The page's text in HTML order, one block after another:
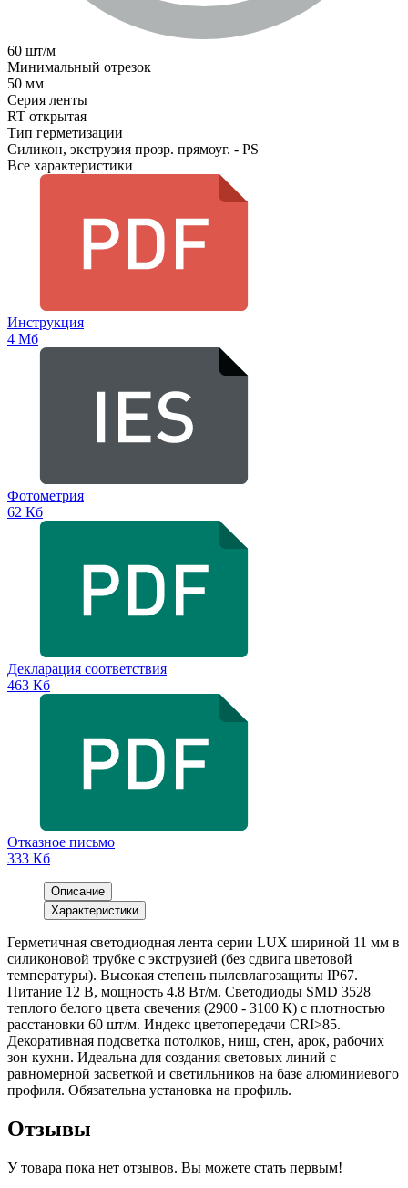
60 шт/м
Минимальный отрезок
50 мм
Серия ленты
RT открытая
Тип герметизации
Силикон, экструзия прозр. прямоуг. - PS
Все характеристики
Инструкция
4 Мб
Фотометрия
62 Кб
Декларация соответствия
463 Кб
Отказное письмо
333 Кб
Описание
Характеристики
Герметичная светодиодная лента серии LUX шириной 11 мм в
силиконовой трубке с экструзией (без сдвига цветовой
температуры). Высокая степень пылевлагозащиты IP67.
Питание 12 В, мощность 4.8 Вт/м. Светодиоды SMD 3528
теплого белого цвета свечения (2900 - 3100 К) с плотностью
расстановки 60 шт/м. Индекс цветопередачи CRI>85.
Декоративная подсветка потолков, ниш, стен, арок, рабочих
зон кухни. Идеальна для создания световых линий с
равномерной засветкой и светильников на базе алюминиевого
профиля. Обязательна установка на профиль.
Отзывы
У товара пока нет отзывов. Вы можете стать первым!